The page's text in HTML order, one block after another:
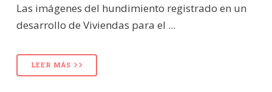
Las imágenes del hundimiento registrado en un
desarrollo de Viviendas para el ...
LEER MÁS